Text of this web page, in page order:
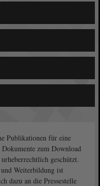
Publikationen für eine
zum Download
geschützt.
Weiterbildung ist
dazu an die Pressestelle